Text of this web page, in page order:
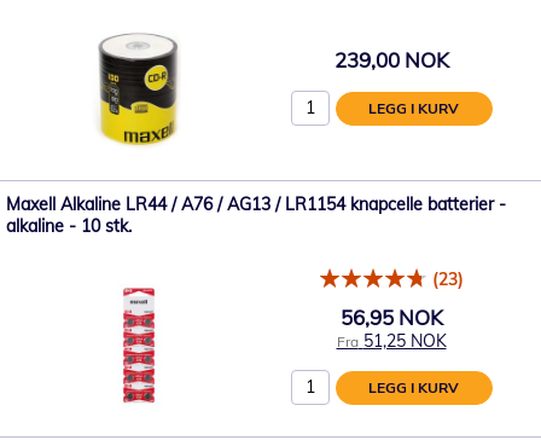
239,00 NOK
LEGG I KURV
Maxell Alkaline LR44 / A76 / AG13 / LR1154 knapcelle batterier -
alkaline - 10 stk.
(23)
56,95 NOK
Fra 51,25 NOK
LEGG I KURV